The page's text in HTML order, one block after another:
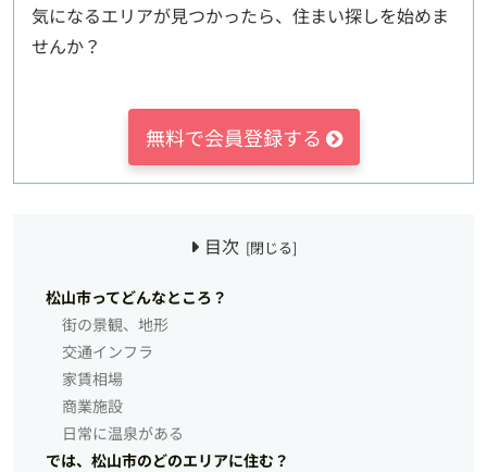
気になるエリアが見つかったら、住まい探しを始めま
せんか？
無料で会員登録する
目次
松山市ってどんなところ？
街の景観、地形
交通インフラ
家賃相場
商業施設
日常に温泉がある
では、松山市のどのエリアに住む？